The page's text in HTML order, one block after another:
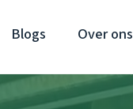
Blogs Over ons